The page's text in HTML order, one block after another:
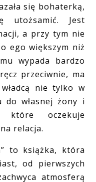
się bohaterką,
Jest
a przy tym nie
ego większym niż
wypada bardzo
przeciwnie, ma
nie tylko w
do własnej żony i
które oczekuje
relacja.
to książka, która
od pierwszych
atmosferą